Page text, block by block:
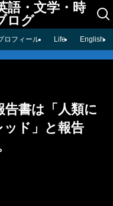
語・文学・時
ログ
ロフィール Life English
告書は「人類に
ド」と報告